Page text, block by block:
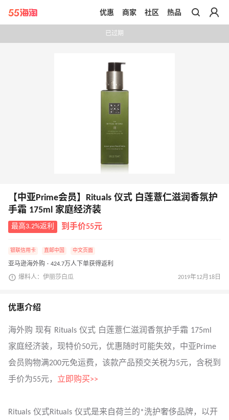
带你去官网买正品
优惠 商家 社区 热品
已过期
【中亚Prime会员】Rituals 仪式 白莲薏仁滋润香氛护
手霜 175ml 家庭经济装
最高3.2%返利 到手价55元
银联信用卡 直邮中国 中文页面
亚马逊海外购 · 424.7万人下单获得返利
爆料人：伊丽莎白瓜 2019年12月18日
优惠介绍
海外购 现有 Rituals 仪式 白莲薏仁滋润香氛护手霜 175ml
家庭经济装，现特价50元，优惠随时可能失效，中亚Prime
会员购物满200元免运费，该款产品预交关税为5元，含税到
手价为55元， 立即购买>>
Rituals 仪式Rituals 仪式是来自荷兰的*洗护奢侈品牌，以开